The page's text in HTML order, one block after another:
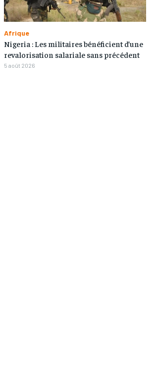
Afrique
Nigeria : Les militaires bénéficient d’une
revalorisation salariale sans précédent
5 août 2026